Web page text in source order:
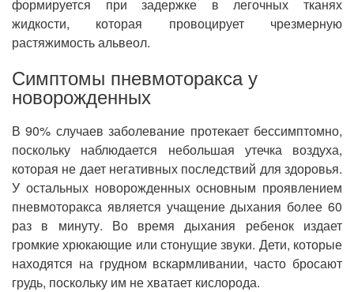
формируется при задержке в легочных тканях
жидкости, которая провоцирует чрезмерную
растяжимость альвеол.
Симптомы пневмоторакса у
новорожденных
В 90% случаев заболевание протекает бессимптомно,
поскольку наблюдается небольшая утечка воздуха,
которая не дает негативных последствий для здоровья.
У остальных новорожденных основным проявлением
пневмоторакса является учащение дыхания более 60
раз в минуту. Во время дыхания ребенок издает
громкие хрюкающие или стонущие звуки. Дети, которые
находятся на грудном вскармливании, часто бросают
грудь, поскольку им не хватает кислорода.